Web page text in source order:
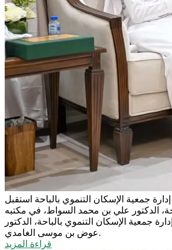
جمعية الإسكان التنموي بالباحة استقبل
الدكتور علي بن محمد السواط، في مكتبه
جمعية الإسكان التنموي بالباحة، الدكتور
عوض بن موسى الغامدي.
قراءة المزيد